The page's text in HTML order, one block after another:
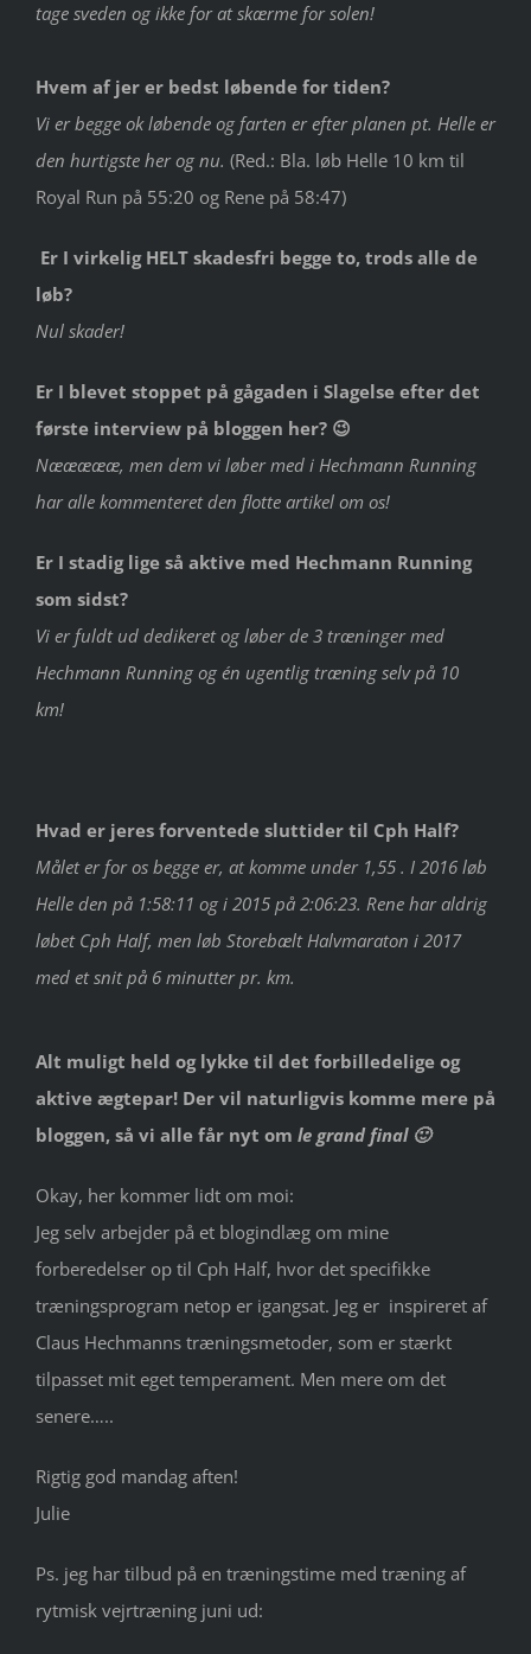
tage sveden og ikke for at skærme for solen!
Hvem af jer er bedst løbende for tiden?
Vi er begge ok løbende og farten er efter planen pt. Helle er
den hurtigste her og nu. (Red.: Bla. løb Helle 10 km til
Royal Run på 55:20 og Rene på 58:47)
Er I virkelig HELT skadesfri begge to, trods alle de
løb?
Nul skader!
Er I blevet stoppet på gågaden i Slagelse efter det
første interview på bloggen her? 😉
Næææææ, men dem vi løber med i Hechmann Running
har alle kommenteret den flotte artikel om os!
Er I stadig lige så aktive med Hechmann Running
som sidst?
Vi er fuldt ud dedikeret og løber de 3 træninger med
Hechmann Running og én ugentlig træning selv på 10
km!
Hvad er jeres forventede sluttider til Cph Half?
Målet er for os begge er, at komme under 1,55 . I 2016 løb
Helle den på 1:58:11 og i 2015 på 2:06:23. Rene har aldrig
løbet Cph Half, men løb Storebælt Halvmaraton i 2017
med et snit på 6 minutter pr. km.
Alt muligt held og lykke til det forbilledelige og
aktive ægtepar! Der vil naturligvis komme mere på
bloggen, så vi alle får nyt om le grand final 🙂
Okay, her kommer lidt om moi:
Jeg selv arbejder på et blogindlæg om mine
forberedelser op til Cph Half, hvor det specifikke
træningsprogram netop er igangsat. Jeg er inspireret af
Claus Hechmanns træningsmetoder, som er stærkt
tilpasset mit eget temperament. Men mere om det
senere…..
Rigtig god mandag aften!
Julie
Ps. jeg har tilbud på en træningstime med træning af
rytmisk vejrtræning juni ud: